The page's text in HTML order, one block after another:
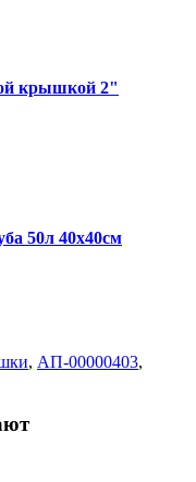
крышкой 2"
50л 40х40см
, АП-00000403,